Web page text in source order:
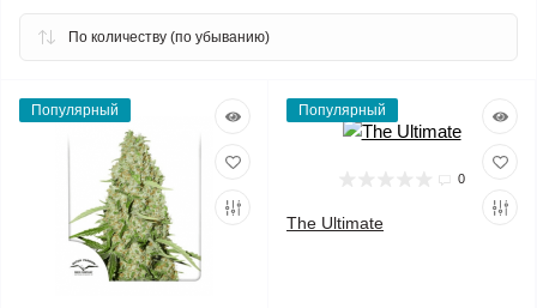
Популярный Популярный
0
The Ultimate